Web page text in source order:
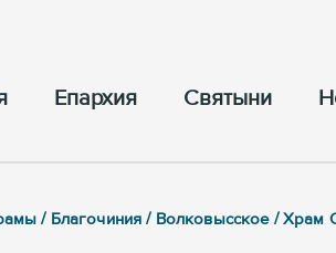
Епархия Cвятыни
/ Благочиния / Волковысское /